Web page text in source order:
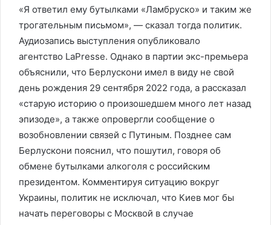
«Я ответил ему бутылками «Ламбруско» и таким же
трогательным письмом», — сказал тогда политик.
Аудиозапись выступления опубликовало
агентство LaPresse. Однако в партии экс-премьера
объяснили, что Берлускони имел в виду не свой
день рождения 29 сентября 2022 года, а рассказал
«старую историю о произошедшем много лет назад
эпизоде», а также опровергли сообщение о
возобновлении связей с Путиным. Позднее сам
Берлускони пояснил, что пошутил, говоря об
обмене бутылками алкоголя с российским
президентом. Комментируя ситуацию вокруг
Украины, политик не исключал, что Киев мог бы
начать переговоры с Москвой в случае